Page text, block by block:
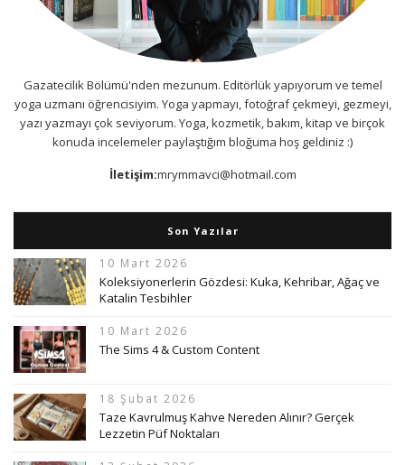
Gazatecilik Bölümü'nden mezunum. Editörlük yapıyorum ve temel
yoga uzmanı öğrencisiyim. Yoga yapmayı, fotoğraf çekmeyi, gezmeyi,
yazı yazmayı çok seviyorum. Yoga, kozmetik, bakım, kitap ve birçok
konuda incelemeler paylaştığım bloğuma hoş geldiniz :)
İletişim:mrymmavci@hotmail.com
Son Yazılar
10 Mart 2026
Koleksiyonerlerin Gözdesi: Kuka, Kehribar, Ağaç ve
Katalin Tesbihler
10 Mart 2026
The Sims 4 & Custom Content
18 Şubat 2026
Taze Kavrulmuş Kahve Nereden Alınır? Gerçek
Lezzetin Püf Noktaları